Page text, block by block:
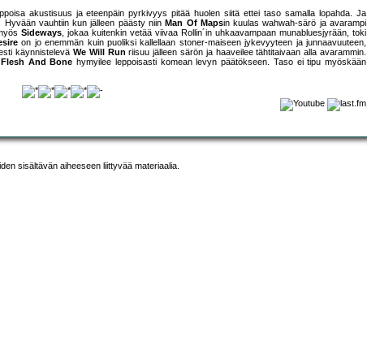
akustisuus ja eteenpäin pyrkivyys pitää huolen siitä ettei taso samalla lopahda. Ja
vauhtiin kun jälleen päästy niin Man Of Mapsin kuulas wahwah-särö ja avarampi
Sideways, jokaa kuitenkin vetää viivaa Rollin´in uhkaavampaan munabluesjyrään, toki
on jo enemmän kuin puoliksi kallellaan stoner-maiseen jykevyyteen ja junnaavuuteen,
käynnistelevä We Will Run riisuu jälleen särön ja haaveilee tähtitaivaan alla avarammin.
Flesh And Bone hymyilee leppoisasti komean levyn päätökseen. Taso ei tipu myöskään
sisältävän aiheeseen liittyvää materiaalia.